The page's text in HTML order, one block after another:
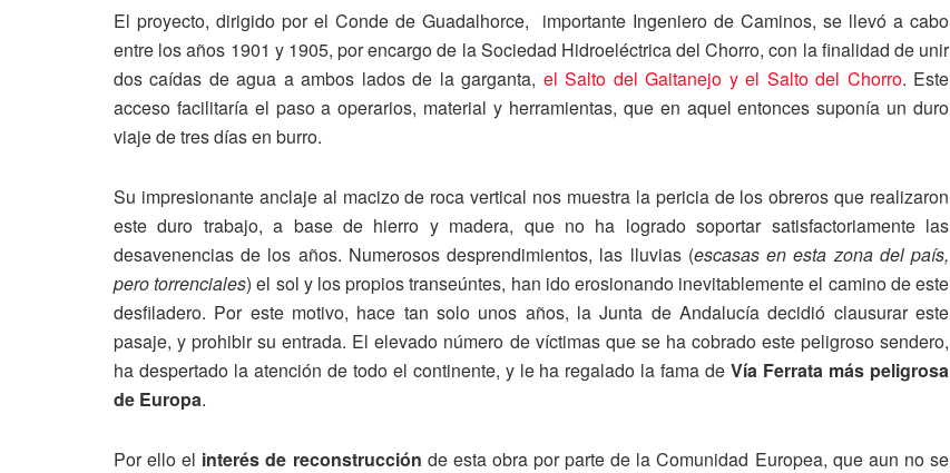
El proyecto, dirigido por el Conde de Guadalhorce, importante Ingeniero de Caminos, se llevó a cabo
entre los años 1901 y 1905, por encargo de la Sociedad Hidroeléctrica del Chorro, con la finalidad de unir
dos caídas de agua a ambos lados de la garganta, el Salto del Gaitanejo y el Salto del Chorro. Este
acceso facilitaría el paso a operarios, material y herramientas, que en aquel entonces suponía un duro
viaje de tres días en burro.
Su impresionante anclaje al macizo de roca vertical nos muestra la pericia de los obreros que realizaron
este duro trabajo, a base de hierro y madera, que no ha logrado soportar satisfactoriamente las
desavenencias de los años. Numerosos desprendimientos, las lluvias (escasas en esta zona del país,
pero torrenciales) el sol y los propios transeúntes, han ido erosionando inevitablemente el camino de este
desfiladero. Por este motivo, hace tan solo unos años, la Junta de Andalucía decidió clausurar este
pasaje, y prohibir su entrada. El elevado número de víctimas que se ha cobrado este peligroso sendero,
ha despertado la atención de todo el continente, y le ha regalado la fama deVía Ferrata más peligrosa
de Europa.
Por ello el interés de reconstrucción de esta obra por parte de la Comunidad Europea, que aun no se